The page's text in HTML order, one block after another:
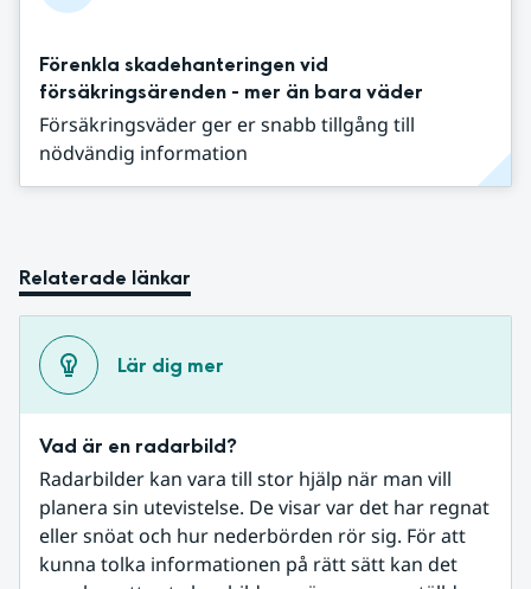
Förenkla skadehanteringen vid
försäkringsärenden - mer än bara väder
Försäkringsväder ger er snabb tillgång till
nödvändig information
Relaterade länkar
Lär dig mer
Vad är en radarbild?
Radarbilder kan vara till stor hjälp när man vill
planera sin utevistelse. De visar var det har regnat
eller snöat och hur nederbörden rör sig. För att
kunna tolka informationen på rätt sätt kan det